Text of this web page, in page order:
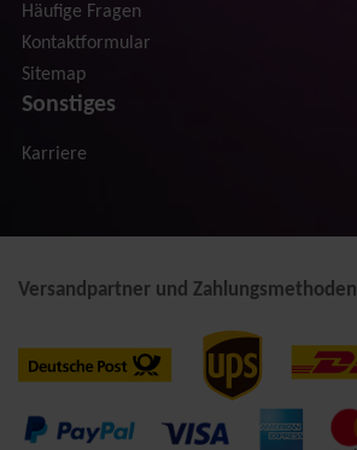
Häufige Fragen
Kontaktformular
Sitemap
Sonstiges
Karriere
Versandpartner und Zahlungsmethoden